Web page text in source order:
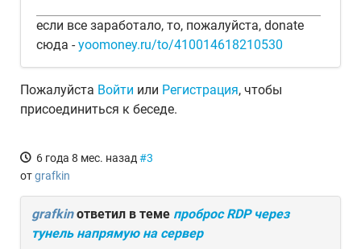
если все заработало, то, пожалуйста, donate
сюда -yoomoney.ru/to/410014618210530
Пожалуйста Войти или Регистрация, чтобы
присоединиться к беседе.
6 года 8 мес. назад #3
отgrafkin
grafkinответил в теме проброс RDP через
тунель напрямую на сервер